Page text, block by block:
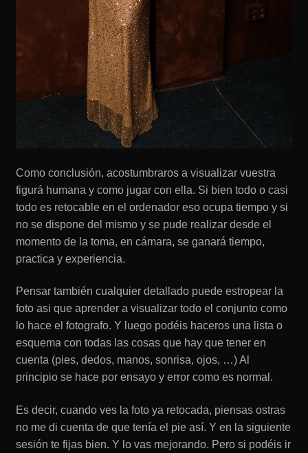
Como conclusión, acostumbraros a visualizar vuestra
figurá humana y como jugar con ella. Si bien todo o casi
todo es retocable en el ordenador eso ocupa tiempo y si
no se dispone del mismo y se pude realizar desde el
momento de la toma, en cámara, se ganará tiempo,
practica y experiencia.
Pensar también cualquier detallado puede estropear la
foto asi que aprender a visualizar todo el conjunto como
lo hace el fotografo. Y luego podéis haceros una lista o
esquema con todas las cosas que hay que tener en
cuenta (pies, dedos, manos, sonrisa, ojos, …) Al
principio se hace por ensayo y error como es normal.
Es decir, cuando ves la foto ya retocada, piensas ostras
no me di cuenta de que tenía el pie así. Y en la siguiente
sesión te fijas bien. Y lo vas mejorando. Pero si podéis ir